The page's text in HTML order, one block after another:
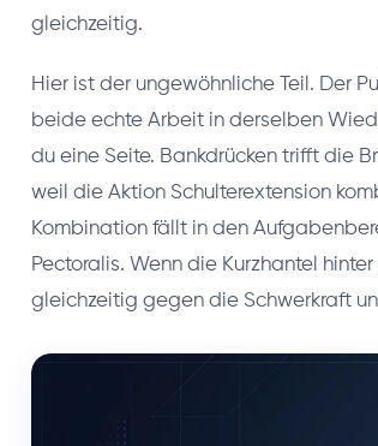
gleichzeitig.
Hier ist der ungewöhnliche Teil. Der
beide echte Arbeit in derselben
du eine Seite. Bankdrücken trifft die
weil die Aktion Schulterextension
Kombination fällt in den
Pectoralis. Wenn die Kurzhantel
gleichzeitig gegen die Schwerkraft